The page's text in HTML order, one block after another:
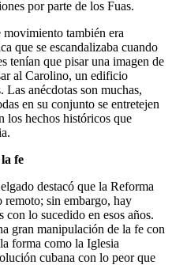
por parte de los Fuas.
movimiento también era
que se escandalizaba cuando
tenían que pisar una imagen de
al Carolino, un edificio
Las anécdotas son muchas,
en su conjunto se entretejen
los hechos históricos que
fe
destacó que la Reforma
sin embargo, hay
con lo sucedido en esos años.
gran manipulación de la fe con
forma como la Iglesia
cubana con lo peor que